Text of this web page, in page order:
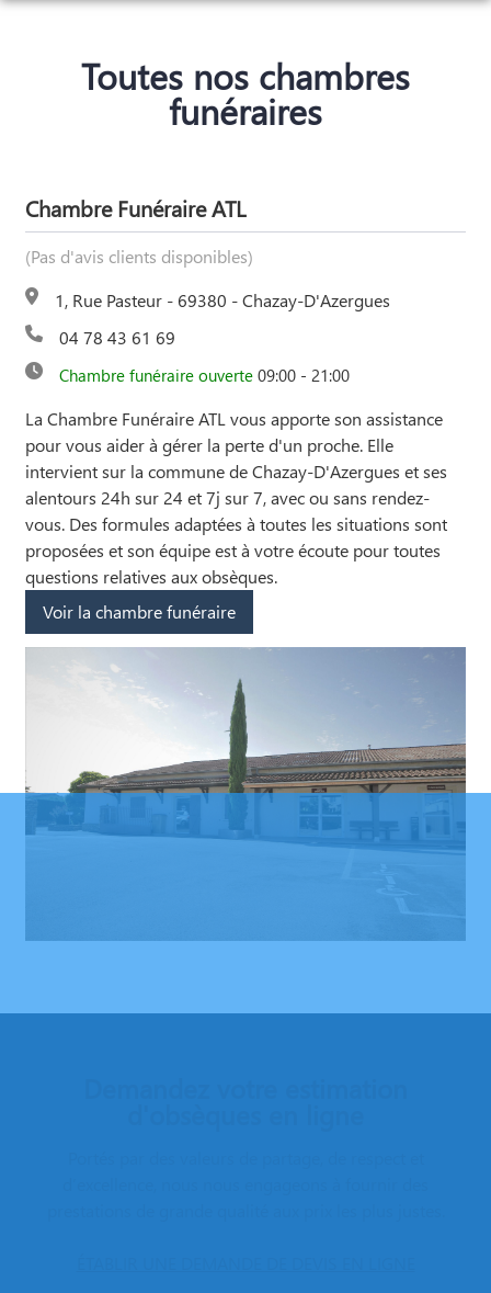
NOS SERVICES
ORGANISER DES OBSÈQUES
MONUMENTS FUNÉRAIRES
SERVICES AUX FAMILLES
AGENCE DU BOIS D’OINGT
ESPACES HOMMAGES
Toutes nos chambres
funéraires
Chambre Funéraire ATL
(Pas d'avis clients disponibles)
1, Rue Pasteur - 69380 - Chazay-D'Azergues
04 78 43 61 69
Chambre funéraire ouverte 09:00 - 21:00
La Chambre Funéraire ATL vous apporte son assistance
pour vous aider à gérer la perte d'un proche. Elle
intervient sur la commune de Chazay-D'Azergues et ses
alentours 24h sur 24 et 7j sur 7, avec ou sans rendez-
vous. Des formules adaptées à toutes les situations sont
proposées et son équipe est à votre écoute pour toutes
questions relatives aux obsèques.
Voir la chambre funéraire